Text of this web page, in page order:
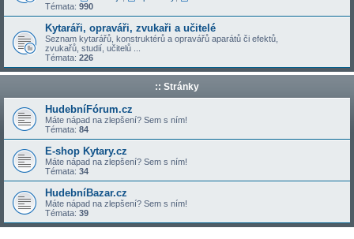
Témata: 990
Kytaráři, opraváři, zvukaři a učitelé
Seznam kytarářů, konstruktérů a opravářů aparátů či efektů,
zvukařů, studií, učitelů ...
Témata: 226
:: Stránky
HudebníFórum.cz
Máte nápad na zlepšení? Sem s ním!
Témata: 84
E-shop Kytary.cz
Máte nápad na zlepšení? Sem s ním!
Témata: 34
HudebníBazar.cz
Máte nápad na zlepšení? Sem s ním!
Témata: 39